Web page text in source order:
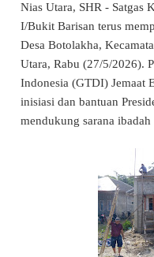
Nias Utara, SHR - Satgas
I/Bukit Barisan terus
Desa Botolakha,
Utara, Rabu (27/5/2026).
Indonesia (GTDI) Jemaat
inisiasi dan bantuan
mendukung sarana